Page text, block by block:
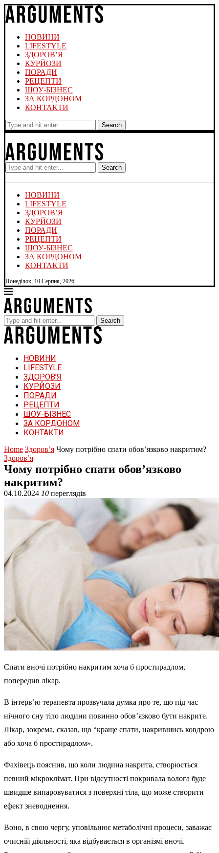
НОВИНИ
LIFESTYLE
ЗДОРОВ’Я
КУРЙОЗИ
ПОРАДИ
РЕЦЕПТИ
ШОУ-БІЗНЕС
ЗА КОРДОНОМ
КОНТАКТИ
Search
Search
НОВИНИ
LIFESTYLE
ЗДОРОВ’Я
КУРЙОЗИ
ПОРАДИ
РЕЦЕПТИ
ШОУ-БІЗНЕС
ЗА КОРДОНОМ
КОНТАКТИ
Понеділок, 10 Серпня, 2026
Search
НОВИНИ
LIFESTYLE
ЗДОРОВ’Я
КУРЙОЗИ
ПОРАДИ
РЕЦЕПТИ
ШОУ-БІЗНЕС
ЗА КОРДОНОМ
КОНТАКТИ
Home Здоров’я Чому потрібно спати обов’язково накритим?
Здоров’я
Чому потрібно спати обов’язково
накритим?
04.10.2024 10 переглядів
Спати вночі потрібно накритим хоча б простирадлом,
попередив лікар.
В інтерв’ю терапевта прозвучала думка про те, що під час
нічного сну тіло людини повинно обов’язково бути накрите.
Лікар, зокрема, сказав, що “краще спати, накрившись ковдрою
або хоча б простирадлом».
Фахівець пояснив, що коли людина накрита, створюється
певний мікроклімат. При відсутності покривала волога буде
швидше випаровуватися з поверхні тіла, що може створити
ефект зневоднення.
Воно, в свою чергу, уповільнює метаболічні процеси, заважає
очисній діяльності, яка відбувається в організмі вночі.